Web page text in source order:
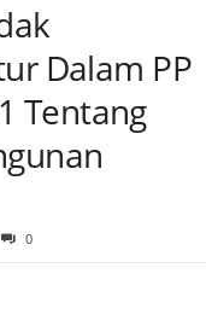
Dalam PP
Tentang
0